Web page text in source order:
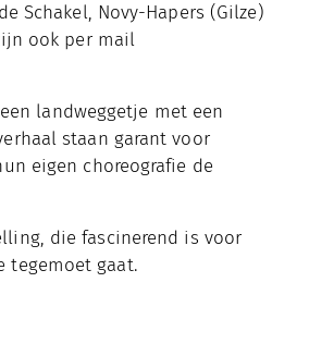
Schakel, Novy-Hapers (Gilze)
ook per mail
landweggetje met een
staan garant voor
eigen choreografie de
die fascinerend is voor
tegemoet gaat.